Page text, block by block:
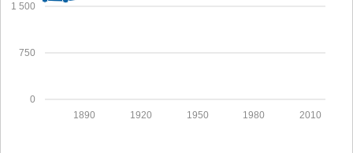
0
750
1 500
2010
1980
1950
1920
1890